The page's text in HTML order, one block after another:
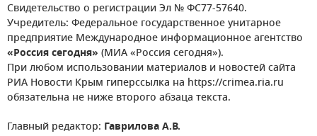
Свидетельство о регистрации Эл № ФС77-57640.
Учредитель: Федеральное государственное унитарное
предприятие Международное информационное агентство
«Россия сегодня» (МИА «Россия сегодня»).
При любом использовании материалов и новостей сайта
РИА Новости Крым гиперссылка на https://crimea.ria.ru
обязательна не ниже второго абзаца текста.
Главный редактор: Гаврилова А.В.